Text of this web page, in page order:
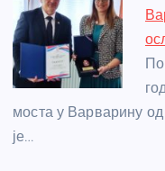
моста у Варварину
је…